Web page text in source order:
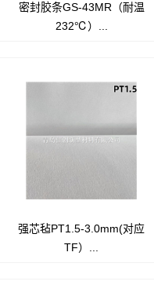
数据单表
GS-43MR
胶带，具有卓越的粘合性和清洁
密封胶条GS-43MR（耐温
232℃）...
CORE PT 强芯毡
■用于闭模工艺成本解决方案
强芯毡PT1.5-3.0mm(对应
TF）...